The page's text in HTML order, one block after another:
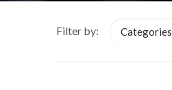
Filter by: Categories